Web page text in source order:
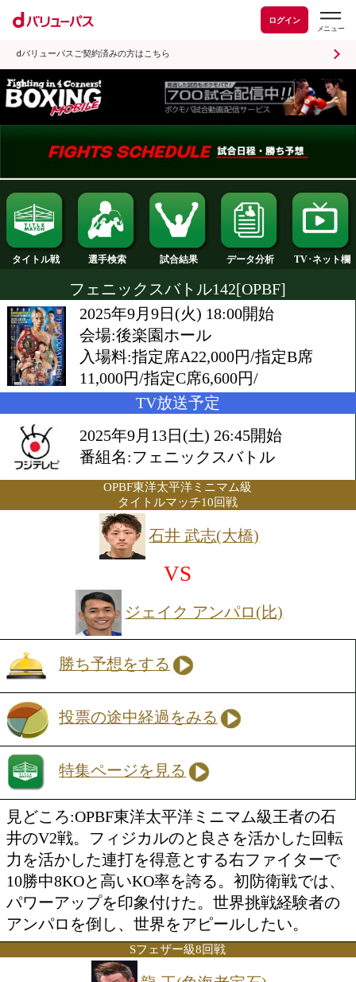
ログイン
dバリューパスご契約済みの方はこちら
タイトル戦 選手検索 試合結果 データ分析
フェニックスバトル142[OPBF]
2025年9月9日(火) 18:00開始
会場:後楽園ホール
入場料:指定席A22,000円/指定
11,000円/指定C席6,600円/
TV放送予定
2025年9月13日(土) 26:45開始
番組名:フェニックスバトル
タイトルマッチ10回戦
石井 武志(大橋)
VS
勝ち予想をする
投票の途中経過をみる
特集ページを見る